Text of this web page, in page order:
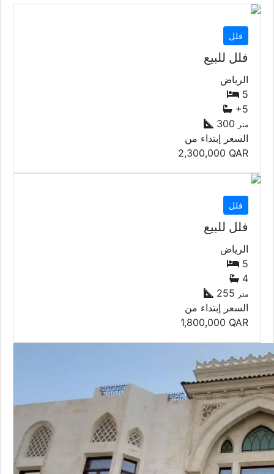
فلل
فلل للبيع
الرياض
5
+5
300 متر
السعر إبتداء من
2,300,000 QAR
فلل
فلل للبيع
الرياض
5
4
255 متر
السعر إبتداء من
1,800,000 QAR